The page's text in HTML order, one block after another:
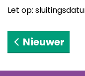
Let op:
Nieuwer